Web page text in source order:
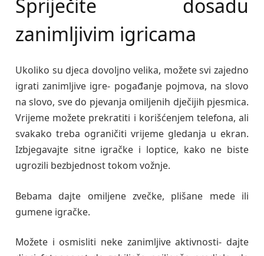
Spriječite dosadu
zanimljivim igricama
Ukoliko su djeca dovoljno velika, možete svi zajedno
igrati zanimljive igre- pogađanje pojmova, na slovo
na slovo, sve do pjevanja omiljenih dječijih pjesmica.
Vrijeme možete prekratiti i korišćenjem telefona, ali
svakako treba ograničiti vrijeme gledanja u ekran.
Izbjegavajte sitne igračke i loptice, kako ne biste
ugrozili bezbjednost tokom vožnje.
Bebama dajte omiljene zvečke, plišane mede ili
gumene igračke.
Možete i osmisliti neke zanimljive aktivnosti- dajte